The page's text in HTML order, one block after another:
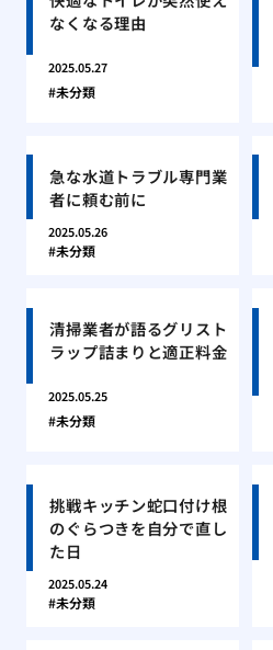
なくなる理由
2025.05.27
未分類
急な水道トラブル専門業
者に頼む前に
2025.05.26
未分類
清掃業者が語るグリスト
ラップ詰まりと適正料金
2025.05.25
未分類
挑戦キッチン蛇口付け根
のぐらつきを自分で直し
た日
2025.05.24
未分類